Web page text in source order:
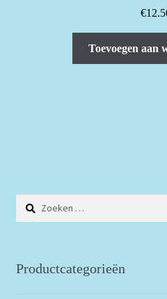
€
Toevoegen aan
Zoeken
naar:
Productcategorieën